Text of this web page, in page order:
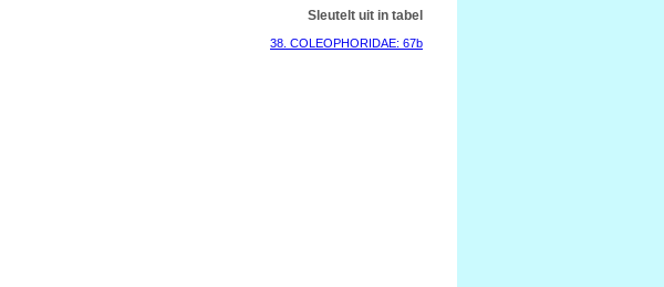
Sleutelt uit in tabel
38. COLEOPHORIDAE: 67b